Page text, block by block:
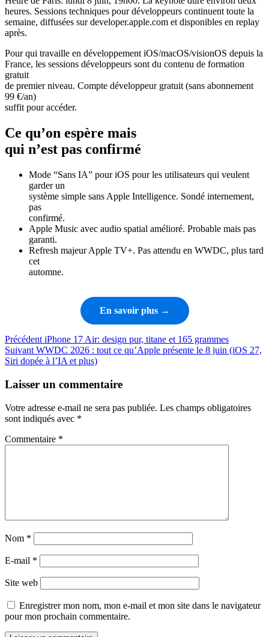
heures. Sessions techniques pour développeurs continuent toute la
semaine, diffusées sur developer.apple.com et disponibles en replay
après.
Pour qui travaille en développement iOS/macOS/visionOS depuis la
France, les sessions développeurs sont du contenu de formation
gratuit
de premier niveau. Compte développeur gratuit (sans abonnement
99 €/an)
suffit pour accéder.
Ce qu’on espère mais
qui n’est pas confirmé
Mode “Sans IA” pour iOS pour les utilisateurs qui veulent
garder un
système simple sans Apple Intelligence. Sondé internement,
pas
confirmé.
Apple Music avec audio spatial amélioré. Probable mais pas
garanti.
Refresh majeur Apple TV+. Pas attendu en WWDC, plus tard
cet
automne.
En savoir plus →
Navigation
de
Article
précédent
Précédent iPhone 17 Air: design pur, titane et 165 grammes
Article
suivant
Suivant WWDC 2026 : tout ce qu’Apple présente le 8 juin (iOS 27,
Siri dopée à l’IA et plus)
Laisser un commentaire
Votre adresse e-mail ne sera pas publiée. Les champs obligatoires
sont indiqués avec *
Commentaire *
Nom *
E-mail *
Site web
Enregistrer mon nom, mon e-mail et mon site dans le navigateur
pour mon prochain commentaire.